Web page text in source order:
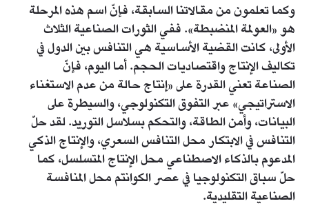
وكما تعلمون من مقالاتنا السابقة، فإنّ اسم هذه المرحلة
هو «العولمة المنضبطة». ففي الثورات الصناعية الثلاث
الأولى، كانت القضية الأساسية هي التنافس بين الدول في
تكاليف الإنتاج واقتصاديات الحجم. أما اليوم، فإنّ
الصناعة تعني القدرة على «إنتاج حالة من عدم الاستغناء
الاستراتيجي» عبر التفوق التكنولوجي، والسيطرة على
البيانات، وأمن الطاقة، والتحكم بسلاسل التوريد. لقد حلّ
التنافس في الابتكار محل التنافس السعري، والإنتاج الذكي
المدعوم بالذكاء الاصطناعي محل الإنتاج المتسلسل، كما
حلّ سباق التكنولوجيا في عصر الكوانتم محل المنافسة
الصناعية التقليدية.